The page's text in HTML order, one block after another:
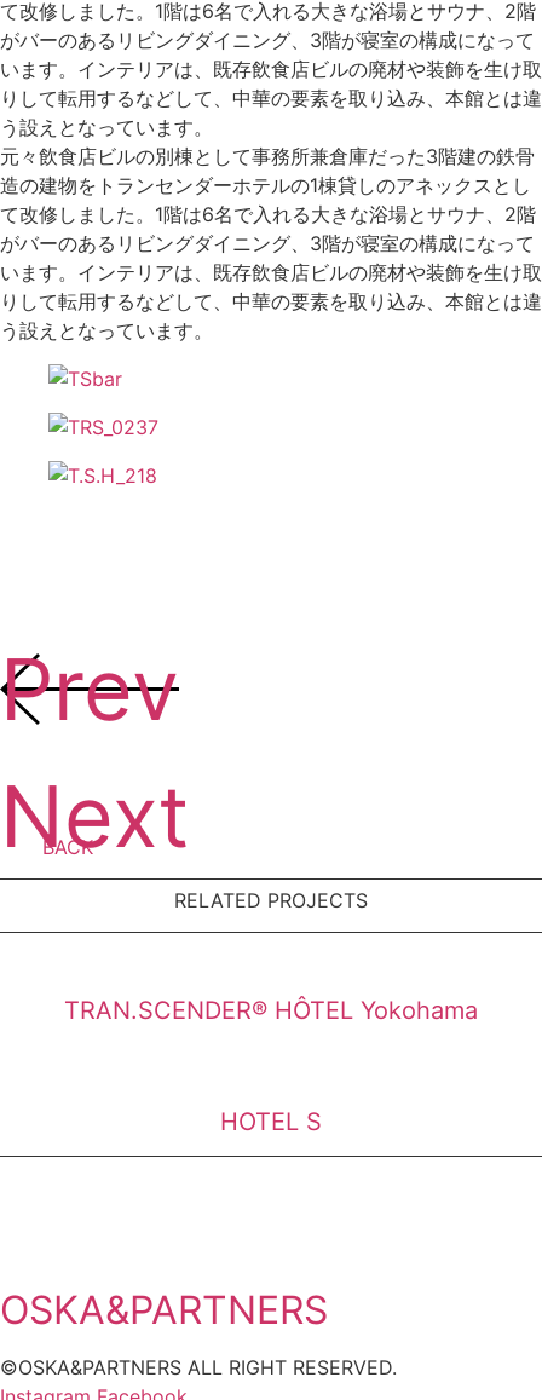
て改修しました。1階は6名で入れる大きな浴場とサウナ、2階
がバーのあるリビングダイニング、3階が寝室の構成になって
います。インテリアは、既存飲食店ビルの廃材や装飾を生け取
りして転用するなどして、中華の要素を取り込み、本館とは違
う設えとなっています。
元々飲食店ビルの別棟として事務所兼倉庫だった3階建の鉄骨
造の建物をトランセンダーホテルの1棟貸しのアネックスとし
て改修しました。1階は6名で入れる大きな浴場とサウナ、2階
がバーのあるリビングダイニング、3階が寝室の構成になって
います。インテリアは、既存飲食店ビルの廃材や装飾を生け取
りして転用するなどして、中華の要素を取り込み、本館とは違
う設えとなっています。
Prev
Next
BACK
RELATED PROJECTS
TRAN.SCENDER® HÔTEL Yokohama
HOTEL S
OSKA&PARTNERS
©OSKA&PARTNERS ALL RIGHT RESERVED.